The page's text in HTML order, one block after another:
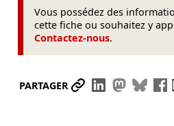
Vous possédez des
cette fiche ou souhaitez y
Contactez-nous.
PARTAGER Partager le lien
Partager